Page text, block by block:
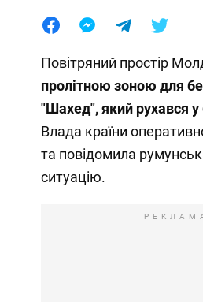
Повітряний простір
пролітною зоною для
"Шахед", який рухався у
Влада країни
та повідомила
ситуацію.